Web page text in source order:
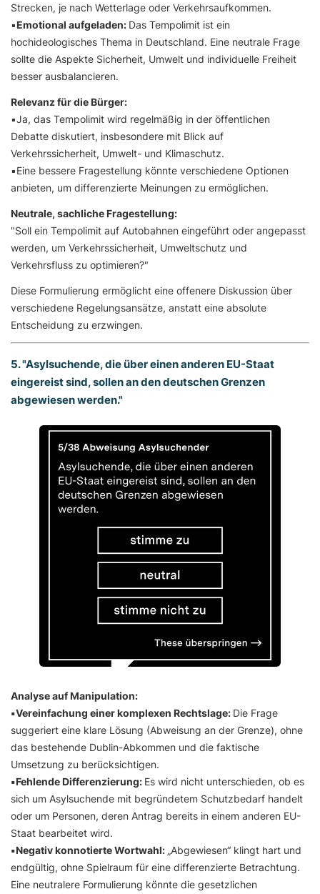
Strecken, je nach Wetterlage oder Verkehrsaufkommen.
▪️Emotional aufgeladen: Das Tempolimit ist ein
hochideologisches Thema in Deutschland. Eine neutrale Frage
sollte die Aspekte Sicherheit, Umwelt und individuelle Freiheit
besser ausbalancieren.
Relevanz für die Bürger:
▪️Ja, das Tempolimit wird regelmäßig in der öffentlichen
Debatte diskutiert, insbesondere mit Blick auf
Verkehrssicherheit, Umwelt- und Klimaschutz.
▪️Eine bessere Fragestellung könnte verschiedene Optionen
anbieten, um differenzierte Meinungen zu ermöglichen.
Neutrale, sachliche Fragestellung:
"Soll ein Tempolimit auf Autobahnen eingeführt oder angepasst
werden, um Verkehrssicherheit, Umweltschutz und
Verkehrsfluss zu optimieren?"
Diese Formulierung ermöglicht eine offenere Diskussion über
verschiedene Regelungsansätze, anstatt eine absolute
Entscheidung zu erzwingen.
5. "Asylsuchende, die über einen anderen EU-Staat
eingereist sind, sollen an den deutschen Grenzen
abgewiesen werden."
Analyse auf Manipulation:
▪️Vereinfachung einer komplexen Rechtslage: Die Frage
suggeriert eine klare Lösung (Abweisung an der Grenze), ohne
das bestehende Dublin-Abkommen und die faktische
Umsetzung zu berücksichtigen.
▪️Fehlende Differenzierung: Es wird nicht unterschieden, ob es
sich um Asylsuchende mit begründetem Schutzbedarf handelt
oder um Personen, deren Antrag bereits in einem anderen EU-
Staat bearbeitet wird.
▪️Negativ konnotierte Wortwahl: „Abgewiesen“ klingt hart und
endgültig, ohne Spielraum für eine differenzierte Betrachtung.
Eine neutralere Formulierung könnte die gesetzlichen